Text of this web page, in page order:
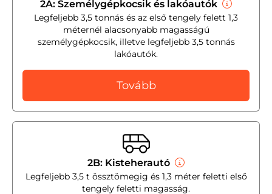
2A: Személygépkocsik és lakóautók
Legfeljebb 3,5 tonnás és az első tengely felett 1,3
méternél alacsonyabb magasságú
személygépkocsik, illetve legfeljebb 3,5 tonnás
lakóautók.
Tovább
2B: Kisteherautó
Legfeljebb 3,5 t össztömegig és 1,3 méter feletti első
tengely feletti magasság.